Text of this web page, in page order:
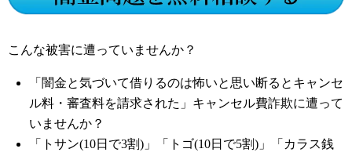
こんな被害に遭っていませんか？
「闇金と気づいて借りるのは怖いと思い断るとキャンセ
ル料・審査料を請求された」キャンセル費詐欺に遭って
いませんか？
「トサン(10日で3割)」「トゴ(10日で5割)」「カラス銭